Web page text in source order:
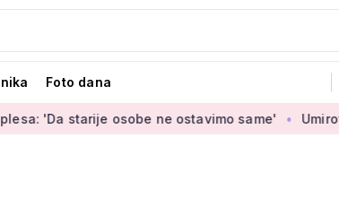
Foto dana
osobe ne ostavimo same' Umirovljenica